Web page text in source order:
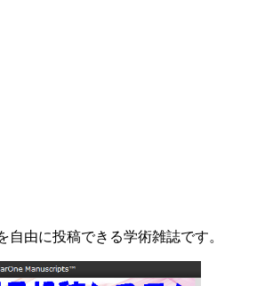
自由に投稿できる学術雑誌です。